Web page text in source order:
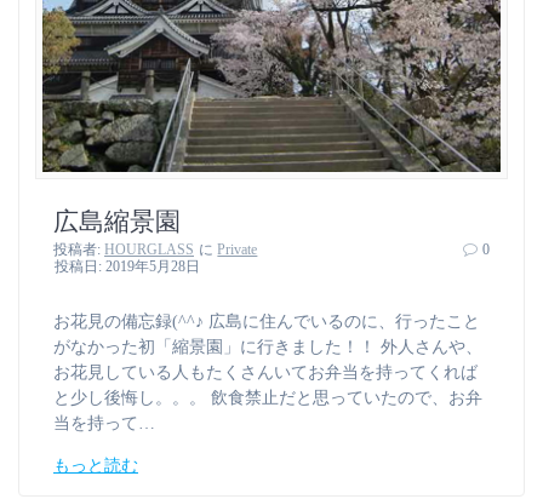
広島縮景園
投稿者: HOURGLASS にPrivate
投稿日: 2019年5月28日
0
お花見の備忘録(^^♪ 広島に住んでいるのに、行ったこと
がなかった初「縮景園」に行きました！！ 外人さんや、
お花見している人もたくさんいてお弁当を持ってくれば
と少し後悔し。。。 飲食禁止だと思っていたので、お弁
当を持って…
もっと読む